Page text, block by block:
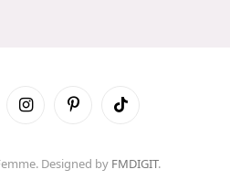
InstagramPinterestTikTok
Designed by FMDIGIT.